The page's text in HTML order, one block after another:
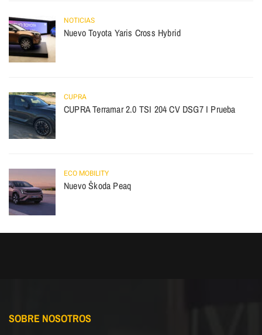
NOTICIAS
Nuevo Toyota Yaris Cross Hybrid
CUPRA
CUPRA Terramar 2.0 TSI 204 CV DSG7 I Prueba
ECO MOBILITY
Nuevo Škoda Peaq
SOBRE NOSOTROS